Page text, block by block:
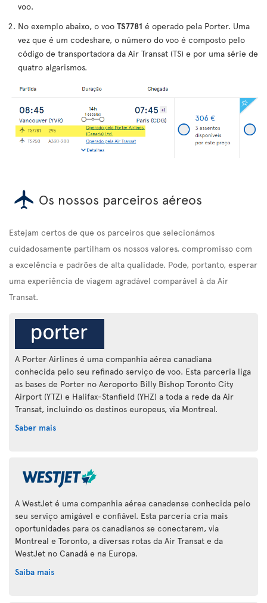
voo.
No exemplo abaixo, o voo TS7781 é operado pela Porter. Uma
vez que é um codeshare, o número do voo é composto pelo
código de transportadora da Air Transat (TS) e por uma série de
quatro algarismos.
Os nossos parceiros aéreos
Estejam certos de que os parceiros que selecionámos
cuidadosamente partilham os nossos valores, compromisso com
a excelência e padrões de alta qualidade. Pode, portanto, esperar
uma experiência de viagem agradável comparável à da Air
Transat.
A Porter Airlines é uma companhia aérea canadiana
conhecida pelo seu refinado serviço de voo. Esta parceria liga
as bases de Porter no Aeroporto Billy Bishop Toronto City
Airport (YTZ) e Halifax-Stanfield (YHZ) a toda a rede da Air
Transat, incluindo os destinos europeus, via Montreal.
Saber mais
A WestJet é uma companhia aérea canadense conhecida pelo
seu serviço amigável e confiável. Esta parceria cria mais
oportunidades para os canadianos se conectarem, via
Montreal e Toronto, a diversas rotas da Air Transat e da
WestJet no Canadá e na Europa.
Saiba mais